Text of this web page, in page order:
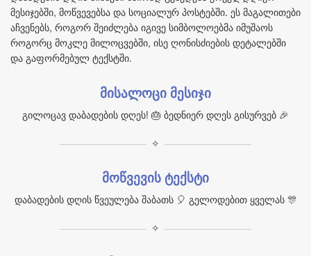
მესიჯებში, მოწვევებსა და სოციალურ პოსტებში. ეს მაგალითები
აჩვენებს, როგორ შეიძლება იგივე სიმბოლოებმა იმუშაოს
როგორც მოკლე მილოცვებში, ისე ღონისძიების დეტალებში
და გაფორმებულ ტექსტში.
მისალოცი მესიჯი
გილოცავ დაბადების დღეს! 🎂 ბედნიერ დღეს გისურვებ 🎉
✧
მოწვევის ტექსტი
დაბადების დღის წვეულება შაბათს 🎈 გელოდებით ყველას 🎊
✧